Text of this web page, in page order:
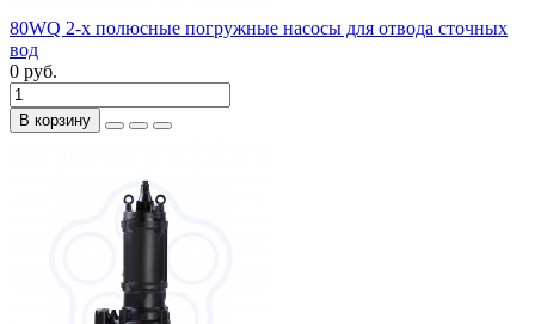
80WQ 2-х полюсные погружные насосы для отвода сточных
вод
0 руб.
В корзину